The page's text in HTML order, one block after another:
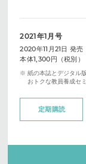
2021年1月号
2020年11月21日 発売
本体1,300円（税別）
※ 紙の本誌とデジタル
おトクな教員養成セ
定期購読